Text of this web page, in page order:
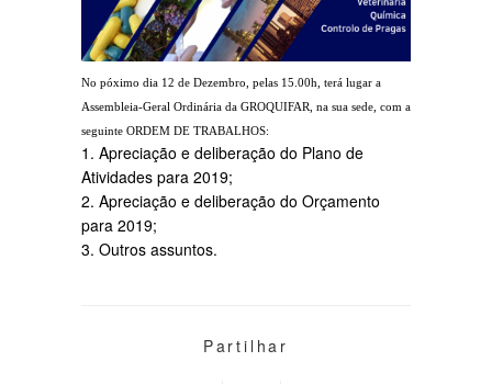
No póximo dia 12 de Dezembro, pelas 15.00h, terá lugar a
Assembleia-Geral Ordinária da GROQUIFAR, na sua sede, com a
seguinte ORDEM DE TRABALHOS:
1. Apreciação e deliberação do Plano de
Atividades para 2019;
2. Apreciação e deliberação do Orçamento
para 2019;
3. Outros assuntos.
Partilhar